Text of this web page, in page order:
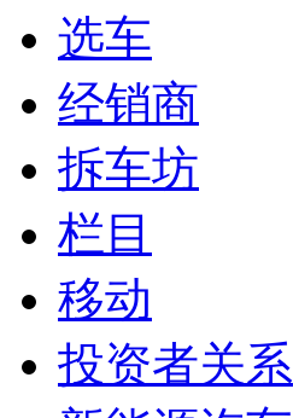
选车
经销商
拆车坊
栏目
移动
投资者关系